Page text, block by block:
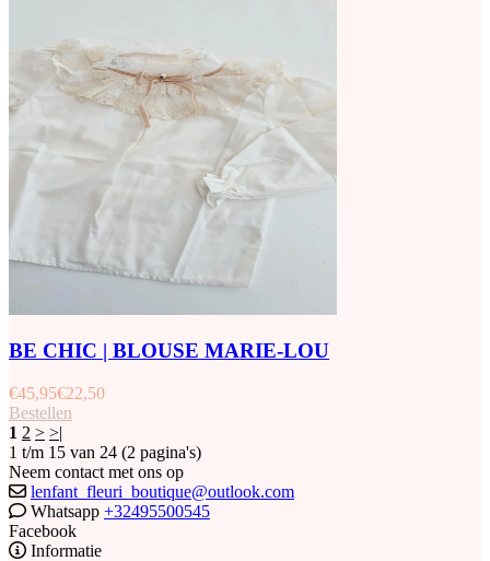
BE CHIC | BLOUSE MARIE-LOU
€45,95€22,50
Bestellen
1 2 > >|
1 t/m 15 van 24 (2 pagina's)
Neem contact met ons op
lenfant_fleuri_boutique@outlook.com
Whatsapp +32495500545
Facebook
Informatie